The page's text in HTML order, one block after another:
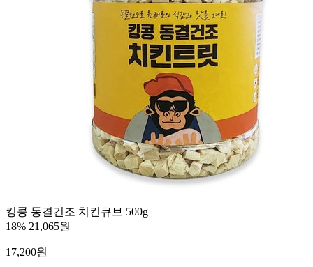
킹콩 동결건조 치킨큐브 500g
18% 21,065원
17,200원